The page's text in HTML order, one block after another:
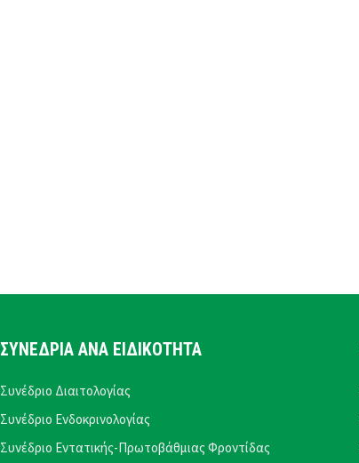
ΣΥΝΕΔΡΙΑ ΑΝΑ ΕΙΔΙΚΟΤΗΤΑ
Συνέδριο Διαιτολογίας
Συνέδριο Ενδοκρινολογίας
Συνέδριο Εντατικής-Πρωτοβάθμιας Φροντίδας